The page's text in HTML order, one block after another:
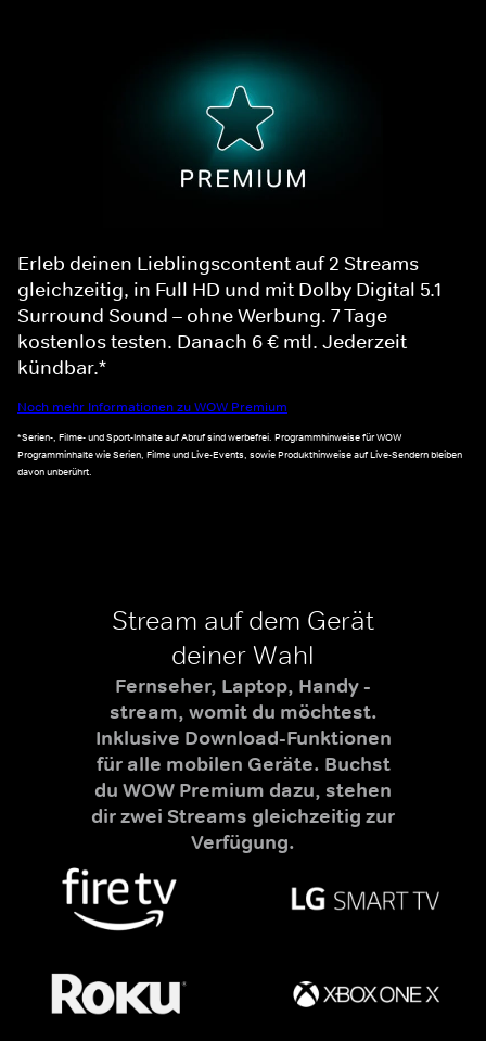
Erleb deinen Lieblingscontent auf 2 Streams
gleichzeitig, in Full HD und mit Dolby Digital 5.1
Surround Sound – ohne Werbung. 7 Tage
kostenlos testen. Danach 6 € mtl. Jederzeit
kündbar.*
Noch mehr Informationen zu WOW Premium
*Serien-, Filme- und Sport-Inhalte auf Abruf sind werbefrei. Programmhinweise für WOW
Programminhalte wie Serien, Filme und Live-Events, sowie Produkthinweise auf Live-Sendern bleiben
davon unberührt.
Stream auf dem Gerät
deiner Wahl
Fernseher, Laptop, Handy -
stream, womit du möchtest.
Inklusive Download-Funktionen
für alle mobilen Geräte. Buchst
du WOW Premium dazu, stehen
dir zwei Streams gleichzeitig zur
Verfügung.